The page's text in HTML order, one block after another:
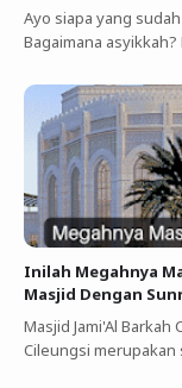
Ayo siapa yang
Bagaimana
Inilah Megahnya
Masjid Dengan
Masjid Jami'Al Barkah
Cileungsi merupakan